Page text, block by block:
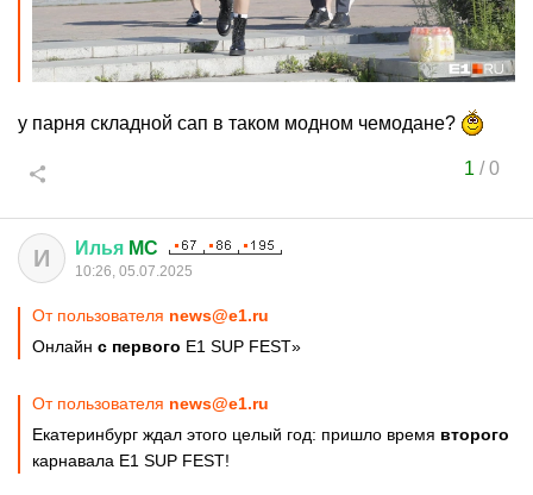
у парня складной сап в таком модном чемодане?
1 /0
И Илья MC
10:26, 05.07.2025
От пользователя news@e1.ru
Онлайн с первого E1 SUP FEST»
От пользователя news@e1.ru
Екатеринбург ждал этого целый год: пришло время второго
карнавала E1 SUP FEST!